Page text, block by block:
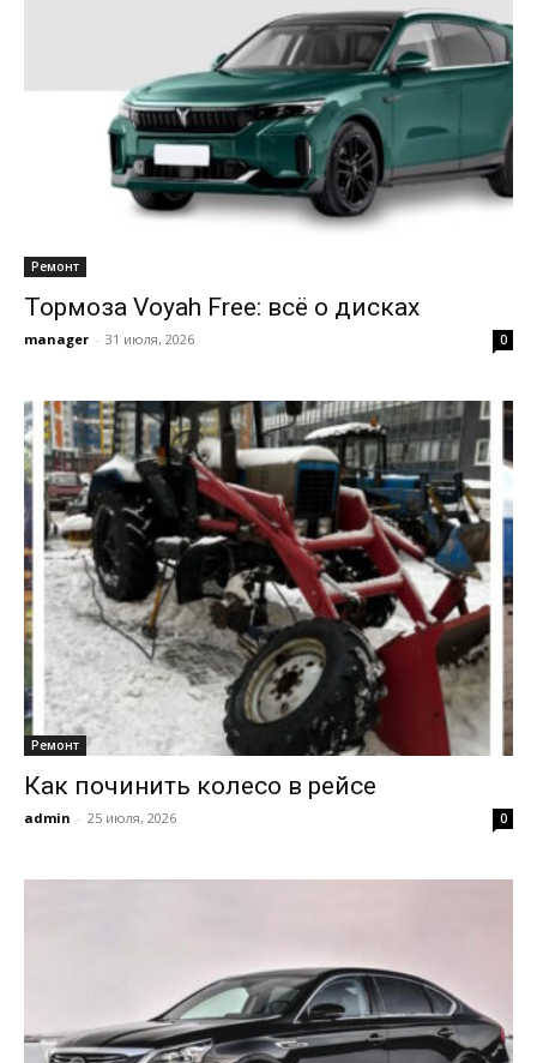
Ремонт
Тормоза Voyah Free: всё о дисках
manager - 31 июля, 2026 0
Ремонт
Как починить колесо в рейсе
admin - 25 июля, 2026 0